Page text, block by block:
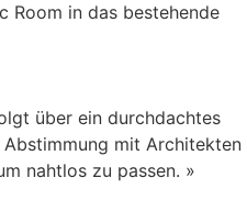
Room in das bestehende
über ein durchdachtes
mit Architekten
nahtlos zu passen. »